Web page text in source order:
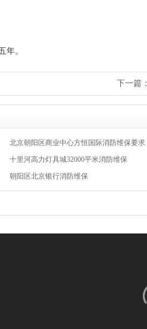
年。
下一篇：
北京朝阳区商业中心​方恒国际消防维保要求
十里河高力灯具城32000平米消防维保
朝阳区北京银行消防维保